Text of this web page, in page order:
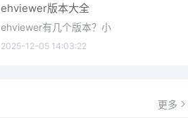
ehviewer版本大全
ehviewer有几个版本？小
2025-12-05 14:03:22
更多